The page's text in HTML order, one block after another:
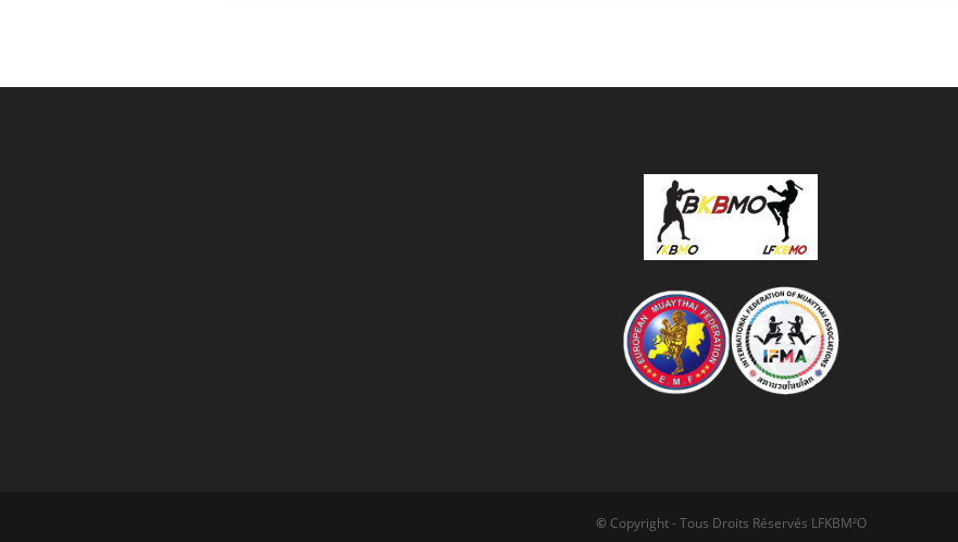
©Copyright - Tous Droits Réservés LFKBM²O